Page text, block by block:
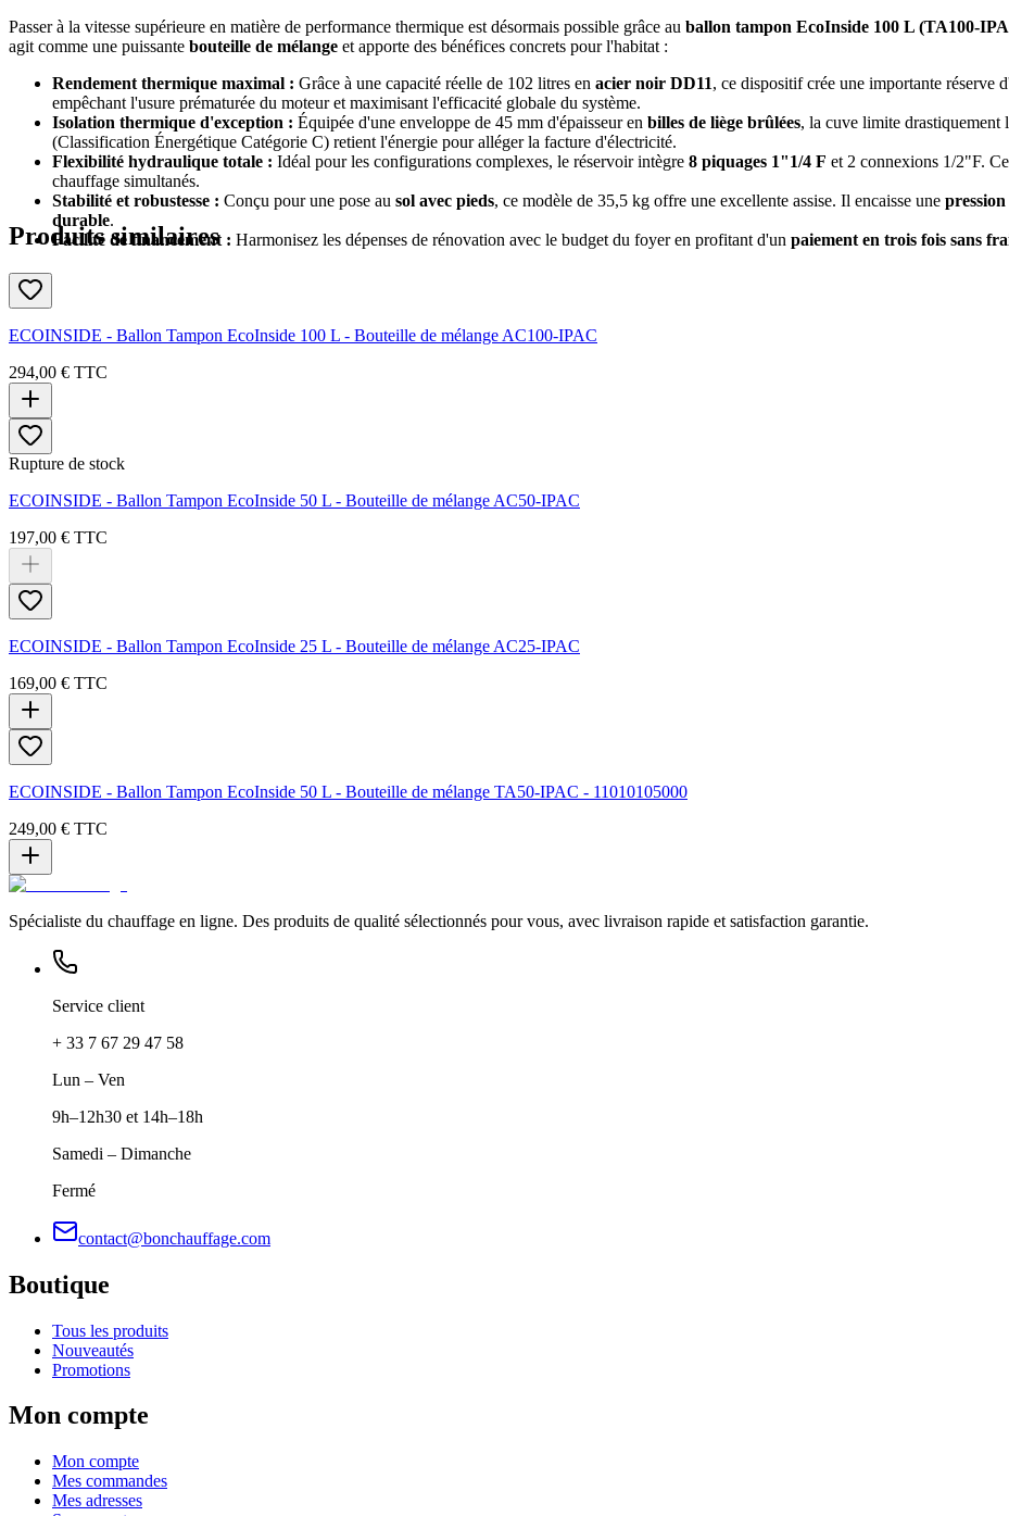
Passer à la vitesse supérieure en matière de performance thermique est désormais possible grâce au ballon tampon EcoInside 100 L (TA100-
agit comme une puissante bouteille de mélange et apporte des bénéfices concrets pour l'habitat :
Rendement thermique maximal : Grâce à une capacité réelle de 102 litres en acier noir DD11, ce dispositif crée une importante réserve
empêchant l'usure prématurée du moteur et maximisant l'efficacité globale du système.
Isolation thermique d'exception : Équipée d'une enveloppe de 45 mm d'épaisseur en billes de liège brûlées, la cuve limite drastiquement
(Classification Énergétique Catégorie C) retient l'énergie pour alléger la facture d'électricité.
Flexibilité hydraulique totale : Idéal pour les configurations complexes, le réservoir intègre 8 piquages 1"1/4 F et 2 connexions 1/2"F.
chauffage simultanés.
Stabilité et robustesse : Conçu pour une pose au sol avec pieds, ce modèle de 35,5 kg offre une excellente assise. Il encaisse une
durable.
Facilité de financement : Harmonisez les dépenses de rénovation avec le budget du foyer en profitant d'un paiement en trois fois sans
Produits similaires
ECOINSIDE - Ballon Tampon EcoInside 100 L - Bouteille de mélange AC100-IPAC
294,00 € TTC
Rupture de stock
ECOINSIDE - Ballon Tampon EcoInside 50 L - Bouteille de mélange AC50-IPAC
197,00 € TTC
ECOINSIDE - Ballon Tampon EcoInside 25 L - Bouteille de mélange AC25-IPAC
169,00 € TTC
ECOINSIDE - Ballon Tampon EcoInside 50 L - Bouteille de mélange TA50-IPAC - 11010105000
249,00 € TTC
Spécialiste du chauffage en ligne. Des produits de qualité sélectionnés pour vous, avec livraison rapide et satisfaction garantie.
Service client
+ 33 7 67 29 47 58
Lun – Ven
9h–12h30 et 14h–18h
Samedi – Dimanche
Fermé
contact@bonchauffage.com
Boutique
Tous les produits
Nouveautés
Promotions
Mon compte
Mon compte
Mes commandes
Mes adresses